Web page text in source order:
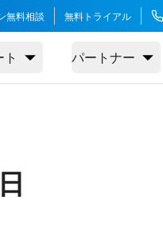
無料相談 無料トライアル
パートナー